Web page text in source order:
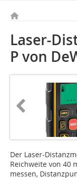
Laser-
P von
Der Laser-
Reichweite von 40
messen,